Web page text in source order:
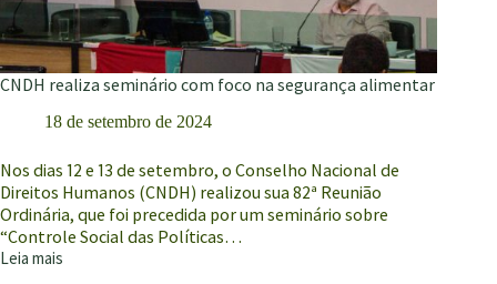
CNDH realiza seminário com foco na segurança alimentar
18 de setembro de 2024
Nos dias 12 e 13 de setembro, o Conselho Nacional de
Direitos Humanos (CNDH) realizou sua 82ª Reunião
Ordinária, que foi precedida por um seminário sobre
“Controle Social das Políticas…
Leia mais
CNDH